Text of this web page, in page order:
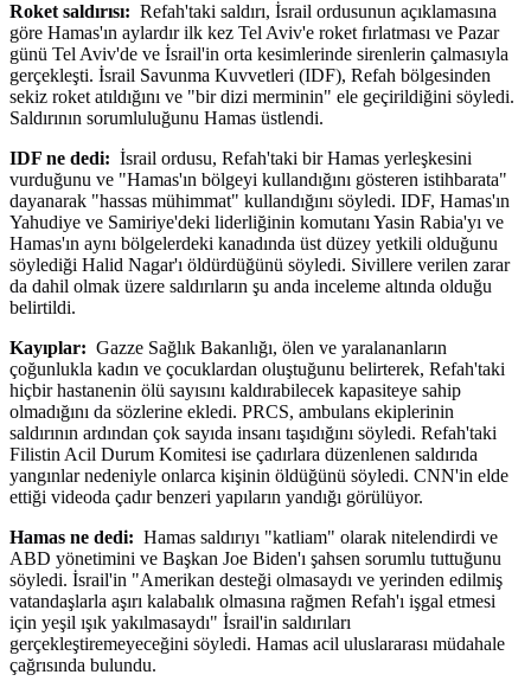
Roket saldırısı: Refah'taki saldırı, İsrail ordusunun açıklamasına
göre Hamas'ın aylardır ilk kez Tel Aviv'e roket fırlatması ve Pazar
günü Tel Aviv'de ve İsrail'in orta kesimlerinde sirenlerin çalmasıyla
gerçekleşti. İsrail Savunma Kuvvetleri (IDF), Refah bölgesinden
sekiz roket atıldığını ve "bir dizi merminin" ele geçirildiğini söyledi.
Saldırının sorumluluğunu Hamas üstlendi.
IDF ne dedi: İsrail ordusu, Refah'taki bir Hamas yerleşkesini
vurduğunu ve "Hamas'ın bölgeyi kullandığını gösteren istihbarata"
dayanarak "hassas mühimmat" kullandığını söyledi. IDF, Hamas'ın
Yahudiye ve Samiriye'deki liderliğinin komutanı Yasin Rabia'yı ve
Hamas'ın aynı bölgelerdeki kanadında üst düzey yetkili olduğunu
söylediği Halid Nagar'ı öldürdüğünü söyledi. Sivillere verilen zarar
da dahil olmak üzere saldırıların şu anda inceleme altında olduğu
belirtildi.
Kayıplar: Gazze Sağlık Bakanlığı, ölen ve yaralananların
çoğunlukla kadın ve çocuklardan oluştuğunu belirterek, Refah'taki
hiçbir hastanenin ölü sayısını kaldırabilecek kapasiteye sahip
olmadığını da sözlerine ekledi. PRCS, ambulans ekiplerinin
saldırının ardından çok sayıda insanı taşıdığını söyledi. Refah'taki
Filistin Acil Durum Komitesi ise çadırlara düzenlenen saldırıda
yangınlar nedeniyle onlarca kişinin öldüğünü söyledi. CNN'in elde
ettiği videoda çadır benzeri yapıların yandığı görülüyor.
Hamas ne dedi: Hamas saldırıyı "katliam" olarak nitelendirdi ve
ABD yönetimini ve Başkan Joe Biden'ı şahsen sorumlu tuttuğunu
söyledi. İsrail'in "Amerikan desteği olmasaydı ve yerinden edilmiş
vatandaşlarla aşırı kalabalık olmasına rağmen Refah'ı işgal etmesi
için yeşil ışık yakılmasaydı" İsrail'in saldırıları
gerçekleştiremeyeceğini söyledi. Hamas acil uluslararası müdahale
çağrısında bulundu.